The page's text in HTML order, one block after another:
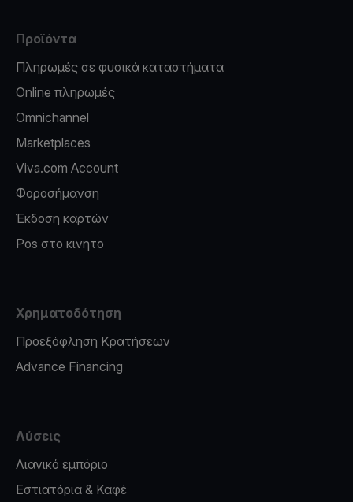
Προϊόντα
Πληρωμές σε φυσικά καταστήματα
Online πληρωμές
Omnichannel
Marketplaces
Viva.com Account
Φοροσήμανση
Έκδοση καρτών
Pos στο κινητο
Χρηματοδότηση
Προεξόφληση Κρατήσεων
Advance Financing
Λύσεις
Λιανικό εμπόριο
Εστιατόρια & Καφέ